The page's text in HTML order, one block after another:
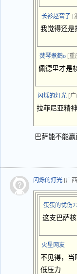
长衫赵聋子 [
我觉得还是
焚琴煮鹤o [重
佩德里才是
闪烁的灯光 [
拉菲尼亚精
巴萨能不能
闪烁的灯光 [广
蛋蛋的忧伤
这支巴萨
火星网友
不见得，当
低压力